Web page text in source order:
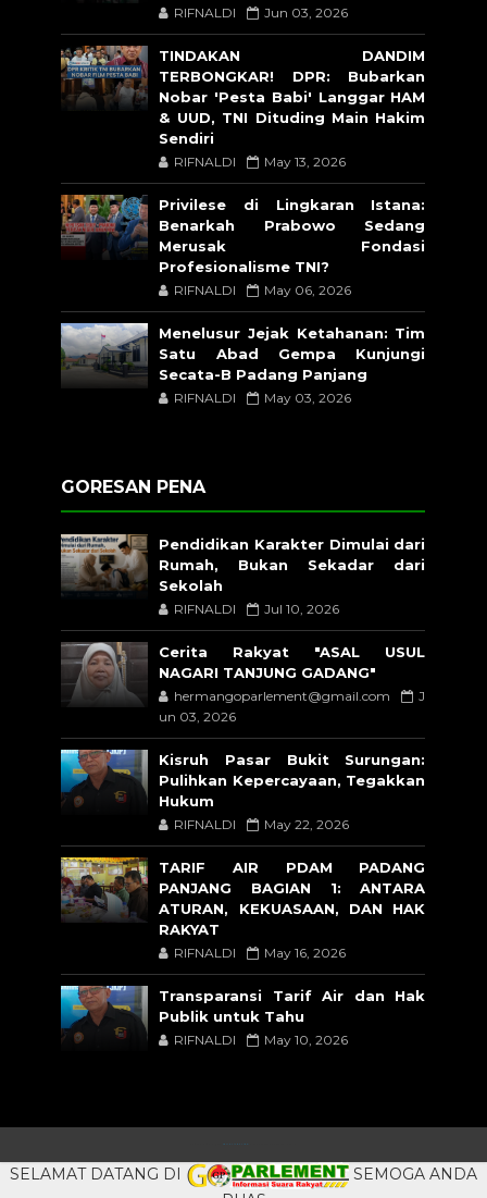
RIFNALDI Jun 03, 2026
TINDAKAN DANDIM
TERBONGKAR! DPR: Bubarkan
Nobar 'Pesta Babi' Langgar HAM
& UUD, TNI Dituding Main Hakim
Sendiri
RIFNALDI May 13, 2026
Privilese di Lingkaran Istana:
Benarkah Prabowo Sedang
Merusak Fondasi
Profesionalisme TNI?
RIFNALDI May 06, 2026
Menelusur Jejak Ketahanan: Tim
Satu Abad Gempa Kunjungi
Secata-B Padang Panjang
RIFNALDI May 03, 2026
GORESAN PENA
Pendidikan Karakter Dimulai dari
Rumah, Bukan Sekadar dari
Sekolah
RIFNALDI Jul 10, 2026
Cerita Rakyat "ASAL USUL
NAGARI TANJUNG GADANG"
hermangoparlement@gmail.com
J
un 03, 2026
Kisruh Pasar Bukit Surungan:
Pulihkan Kepercayaan, Tegakkan
Hukum
RIFNALDI May 22, 2026
TARIF AIR PDAM PADANG
PANJANG BAGIAN 1: ANTARA
ATURAN, KEKUASAAN, DAN HAK
RAKYAT
RIFNALDI May 16, 2026
Transparansi Tarif Air dan Hak
Publik untuk Tahu
RIFNALDI May 10, 2026
SELAMAT DATANG DI
SEMOGA ANDA